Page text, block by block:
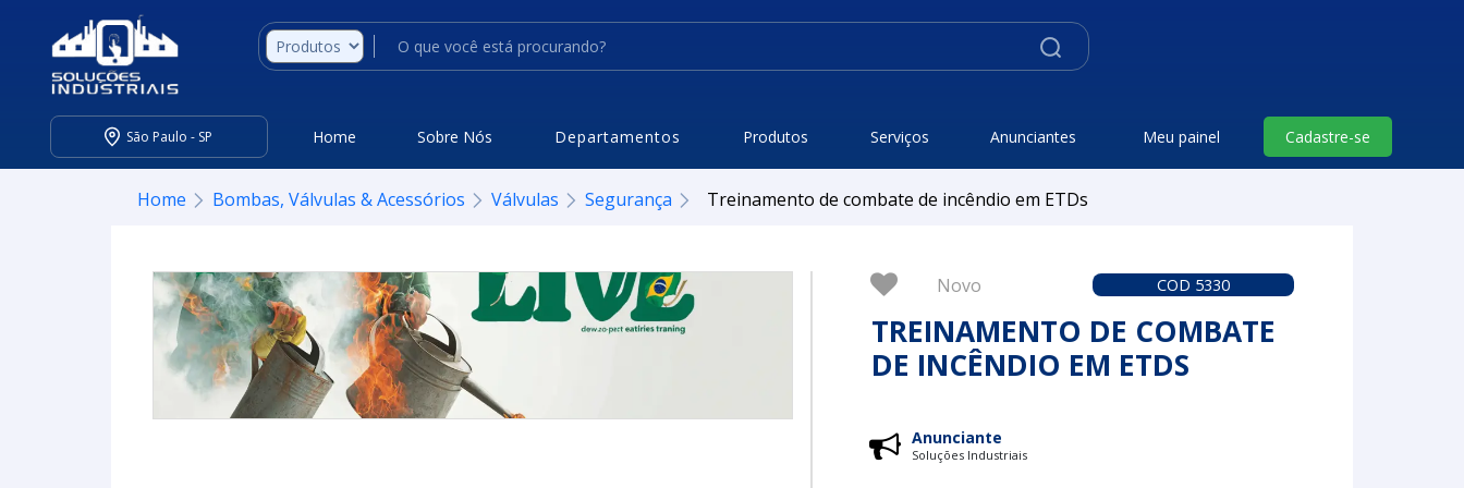
São Paulo - SP Home Sobre Nós Departamentos Produtos Serviços Anunciantes Meu painel Cadastre-se
Home Bombas, Válvulas & Acessórios Válvulas Segurança Treinamento de combate de incêndio em ETDs
Novo COD 5330
TREINAMENTO DE COMBATE
DE INCÊNDIO EM ETDS
Anunciante
Soluções Industriais